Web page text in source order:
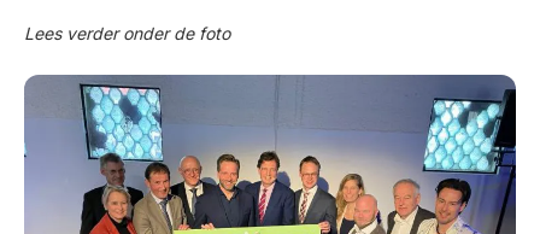
Lees verder onder de foto